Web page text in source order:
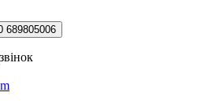
689805006